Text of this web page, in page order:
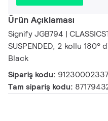
Ürün Açıklaması
Signify JGB794 |
SUSPENDED, 2 kollu 180°
Black
Sipariş kodu:
Tam sipariş kodu: